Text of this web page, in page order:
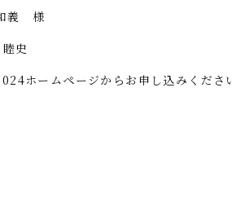
義 様
史
ホームページからお申し込みくださ